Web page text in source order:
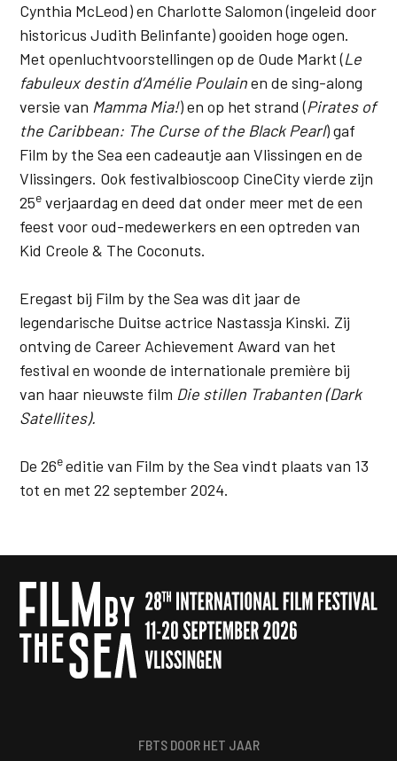
Cynthia McLeod) en Charlotte Salomon (ingeleid door
historicus Judith Belinfante) gooiden hoge ogen.
Met openluchtvoorstellingen op de Oude Markt (Le
fabuleux destin d’Amélie Poulainen de sing-along
versie van Mamma Mia!) en op het strand (Pirates of
the Caribbean: The Curse of the Black Pearl) gaf
Film by the Sea een cadeautje aan Vlissingen en de
Vlissingers. Ook festivalbioscoop CineCity vierde zijn
25e verjaardag en deed dat onder meer met de een
feest voor oud-medewerkers en een optreden van
Kid Creole & The Coconuts.
Eregast bij Film by the Sea was dit jaar de
legendarische Duitse actrice Nastassja Kinski. Zij
ontving de Career Achievement Award van het
festival en woonde de internationale première bij
van haar nieuwste film Die stillen Trabanten (Dark
Satellites).
De 26eeditie van Film by the Sea vindt plaats van 13
tot en met 22 september 2024.
FBTS DOOR HET JAAR